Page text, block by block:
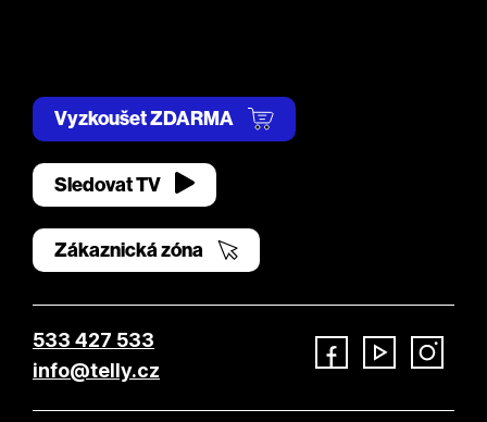
Vyzkoušet ZDARMA
Sledovat TV
Zákaznická zóna
533 427 533
info@telly.cz